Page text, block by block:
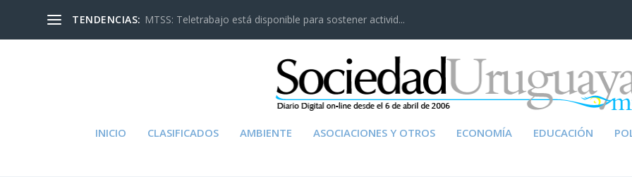
TENDENCIAS: MTSS: Teletrabajo está disponible para sostener activid...
INICIO CLASIFICADOS AMBIENTE ASOCIACIONES Y OTROS ECONOMÍA EDUCACIÓN